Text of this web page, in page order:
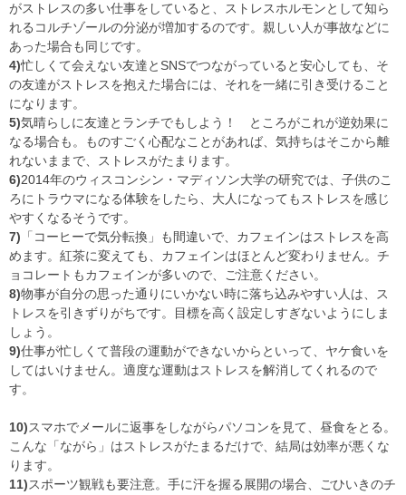
がストレスの多い仕事をしていると、ストレスホルモンとして知ら
れるコルチゾールの分泌が増加するのです。親しい人が事故などに
あった場合も同じです。
4)忙しくて会えない友達とSNSでつながっていると安心しても、そ
の友達がストレスを抱えた場合には、それを一緒に引き受けること
になります。
5)気晴らしに友達とランチでもしよう！ ところがこれが逆効果に
なる場合も。ものすごく心配なことがあれば、気持ちはそこから離
れないままで、ストレスがたまります。
6)2014年のウィスコンシン・マディソン大学の研究では、子供のこ
ろにトラウマになる体験をしたら、大人になってもストレスを感じ
やすくなるそうです。
7) 「コーヒーで気分転換」も間違いで、カフェインはストレスを高
めます。紅茶に変えても、カフェインはほとんど変わりません。チ
ョコレートもカフェインが多いので、ご注意ください。
8)物事が自分の思った通りにいかない時に落ち込みやすい人は、ス
トレスを引きずりがちです。目標を高く設定しすぎないようにしま
しょう。
9)仕事が忙しくて普段の運動ができないからといって、ヤケ食いを
してはいけません。適度な運動はストレスを解消してくれるので
す。
10)スマホでメールに返事をしながらパソコンを見て、昼食をとる。
こんな「ながら」はストレスがたまるだけで、結局は効率が悪くな
ります。
11)スポーツ観戦も要注意。手に汗を握る展開の場合、ごひいきのチ